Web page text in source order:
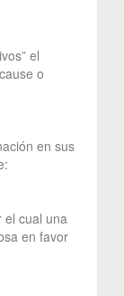
el
o
en sus
el cual una
en favor